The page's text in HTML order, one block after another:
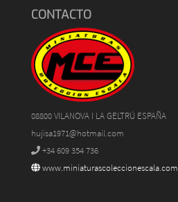
CONTACTO
08800 VILANOVA I LA GELTRÚ ESPAÑA
hujisa1971@hotmail.com
+34 609 354 736
www.miniaturascoleccionescala.com